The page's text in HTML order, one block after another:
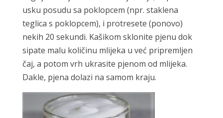
usku posudu sa poklopcem (npr. staklena
teglica s poklopcem), i protresete (ponovo)
nekih 20 sekundi. Kašikom sklonite pjenu dok
sipate malu količinu mlijeka u već pripremljen
čaj, a potom vrh ukrasite pjenom od mlijeka.
Dakle, pjena dolazi na samom kraju.